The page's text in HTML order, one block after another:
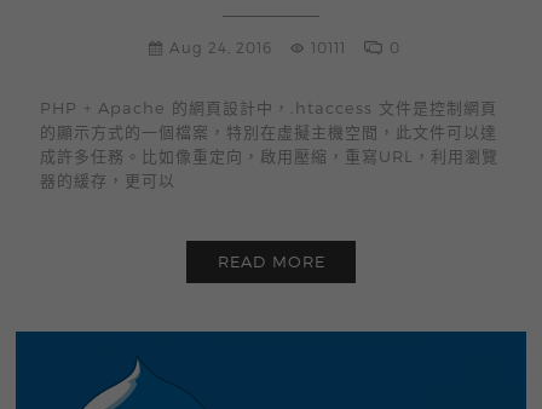
Aug 24, 2016 10111 0
PHP + Apache 的網頁設計中，.htaccess 文件是控制網頁
的顯示方式的一個檔案，特別在虛擬主機空間，此文件可以達
成許多任務。比如像重定向，啟用壓縮，重寫URL，利用瀏覽
器的緩存，更可以
READ MORE